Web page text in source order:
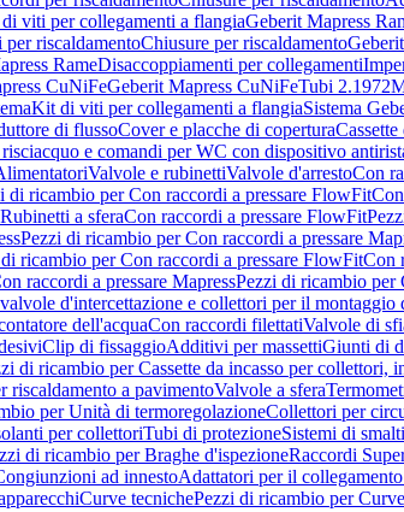
viti per collegamenti a flangiaGeberit Mapress
per riscaldamentoChiusure per riscaldamento
RameDisaccoppiamenti per collegamenti
CuNiFeGeberit Mapress CuNiFeTubi 2.1972
Kit di viti per collegamenti a flangiaSistema
di flussoCover e placche di copertura
e comandi per WC con dispositivo
Valvole e rubinettiValvole d'arrestoCon
di ricambio per Con raccordi a pressare FlowFit
a sferaCon raccordi a pressare FlowFit
Pezzi di ricambio per Con raccordi a pressare
ricambio per Con raccordi a pressare FlowFitCon
raccordi a pressare MapressPezzi di ricambio per
d'intercettazione e collettori per il montaggio
dell'acquaCon raccordi filettatiValvole di
Clip di fissaggioAdditivi per massettiGiunti di
di ricambio per Cassette da incasso per collettori,
riscaldamento a pavimentoValvole a sfera
per Unità di termoregolazioneCollettori per
per collettoriTubi di protezioneSistemi di
di ricambio per Braghe d'ispezioneRaccordi
ad innestoAdattatori per il
Curve tecnichePezzi di ricambio per